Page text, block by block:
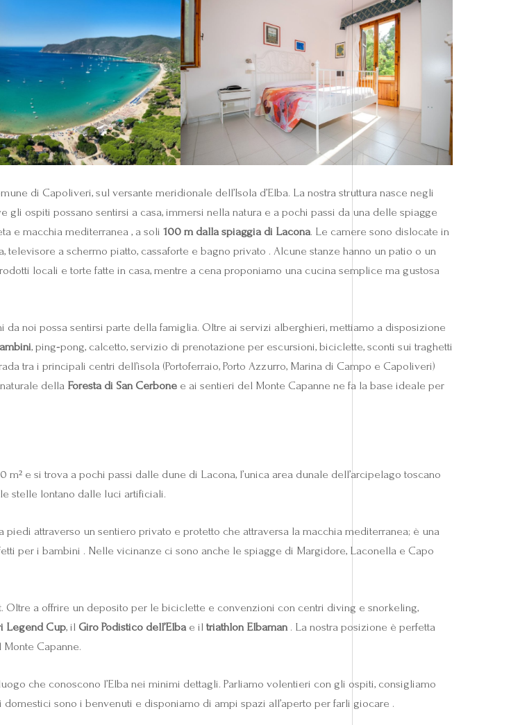
di Capoliveri, sul versante meridionale dell’Isola d’Elba. La nostra struttura nasce negli
gli ospiti possano sentirsi a casa, immersi nella natura e a pochi passi da una delle spiagge
e macchia mediterranea , a soli 100 m dalla spiaggia di Lacona. Le camere sono dislocate in
a schermo piatto, cassaforte e bagno privato . Alcune stanze hanno un patio o un
locali e torte fatte in casa, mentre a cena proponiamo una cucina semplice ma gustosa
noi possa sentirsi parte della famiglia. Oltre ai servizi alberghieri, mettiamo a disposizione
, ping‑pong, calcetto, servizio di prenotazione per escursioni, biciclette, sconti sui traghetti
tra i principali centri dell’isola (Portoferraio, Porto Azzurro, Marina di Campo e Capoliveri)
della Foresta di San Cerbone e ai sentieri del Monte Capanne ne fa la base ideale per
e si trova a pochi passi dalle dune di Lacona, l’unica area dunale dell’arcipelago toscano
stelle lontano dalle luci artificiali.
attraverso un sentiero privato e protetto che attraversa la macchia mediterranea; è una
per i bambini . Nelle vicinanze ci sono anche le spiagge di Margidore, Laconella e Capo
Oltre a offrire un deposito per le biciclette e convenzioni con centri diving e snorkeling,
Legend Cup, il Giro Podistico dell’Elbae il triathlon Elbaman. La nostra posizione è perfetta
Capanne.
che conoscono l’Elba nei minimi dettagli. Parliamo volentieri con gli ospiti, consigliamo
sono i benvenuti e disponiamo di ampi spazi all’aperto per farli giocare .